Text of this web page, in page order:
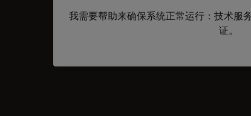
我需要帮助来确保系统正常运行：技术服
证。